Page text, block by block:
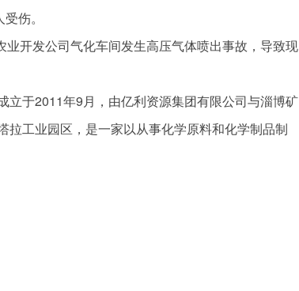
伤。
开发公司气化车间发生高压气体喷出事故，导致现
于2011年9月，由亿利资源集团有限公司与淄博矿
工业园区，是一家以从事化学原料和化学制品制